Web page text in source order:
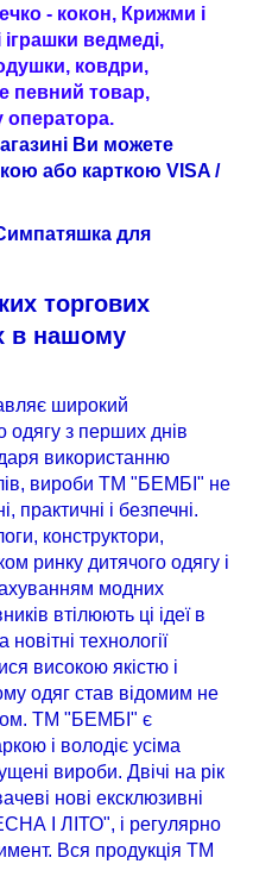
- кокон, Крижми і
ведмеді,
ковдри,
певний товар,
оператора.
Ви можете
або карткою VISA /
торгових
в нашому
широкий
одягу з перших днів
використанню
вироби ТМ "БЕМБІ" не
практичні і безпечні.
конструктори,
ринку дитячого одягу і
модних
втілюють ці ідеї в
технології
високою якістю і
одяг став відомим не
ТМ "БЕМБІ" є
і володіє усіма
вироби. Двічі на рік
нові ексклюзивні
І ЛІТО", і регулярно
Вся продукція ТМ